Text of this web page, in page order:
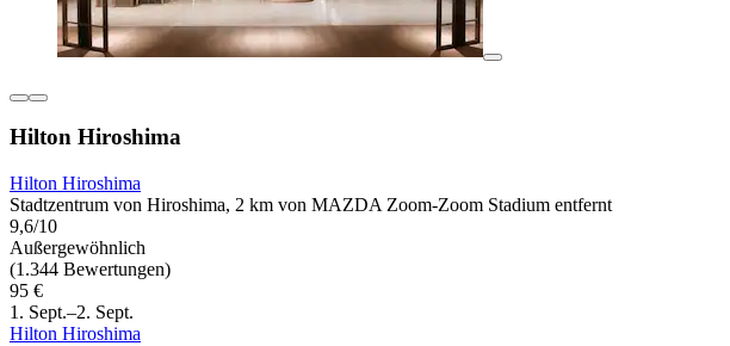
Hilton Hiroshima
Hilton Hiroshima
Stadtzentrum von Hiroshima, 2 km von MAZDA Zoom-Zoom Stadium entfernt
9,6/10
Außergewöhnlich
(1.344 Bewertungen)
95 €
1. Sept.–2. Sept.
Hilton Hiroshima